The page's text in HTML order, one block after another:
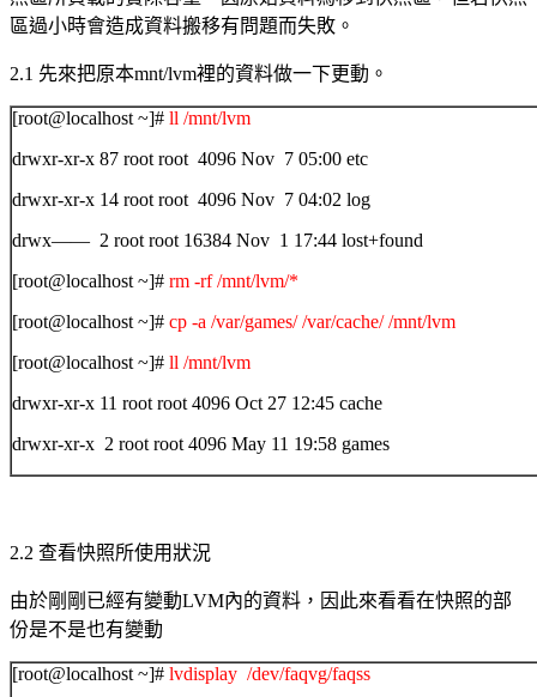
區過小時會造成資料搬移有問題而失敗。
2.1 先來把原本mnt/lvm裡的資料做一下更動。
[root@localhost ~]# ll /mnt/lvm
drwxr-xr-x 87 root root 4096 Nov 7 05:00 etc
drwxr-xr-x 14 root root 4096 Nov 7 04:02 log
drwx—— 2 root root 16384 Nov 1 17:44 lost+found
[root@localhost ~]# rm -rf /mnt/lvm/*
[root@localhost ~]# cp -a /var/games/ /var/cache/ /mnt/lvm
[root@localhost ~]# ll /mnt/lvm
drwxr-xr-x 11 root root 4096 Oct 27 12:45 cache
drwxr-xr-x 2 root root 4096 May 11 19:58 games
2.2 查看快照所使用狀況
由於剛剛已經有變動LVM內的資料，因此來看看在快照的部
份是不是也有變動
[root@localhost ~]# lvdisplay /dev/faqvg/faqss